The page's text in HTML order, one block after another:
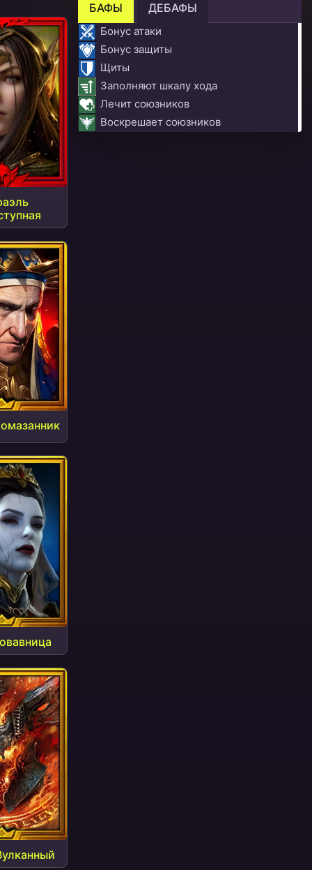
БАФЫ ДЕБАФЫ
Бонус атаки
Бонус защиты
Щиты
Заполняют шкалу хода
Лечит союзников
Воскрешает союзников